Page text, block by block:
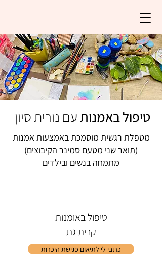
טיפול באמנותעם נורית סיון
מטפלת רגשית מוסמכת באמצעות אמנות
(תואר שני מטעם סמינר הקיבוצים)
מתמחה בנשים ובילדים
טיפול באומנות
קרית גת
כתבי לי לתיאום פגישת היכרות